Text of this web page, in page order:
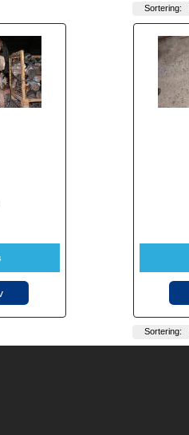
Sortering:
Sortering: